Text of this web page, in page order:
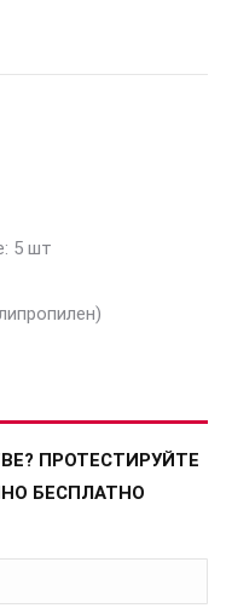
5 шт
ПРОТЕСТИРУЙТЕ
БЕСПЛАТНО